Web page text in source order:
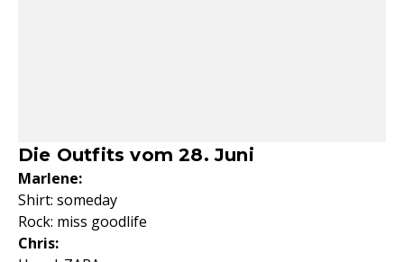
Die Outfits vom 28. Juni
Marlene:
Shirt: someday
Rock: miss goodlife
Chris: